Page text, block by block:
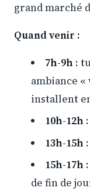
grand marché
Quand venir :
7h-9h :
ambiance
installent
10h-12h
13h-15h
15h-17h
de fin de